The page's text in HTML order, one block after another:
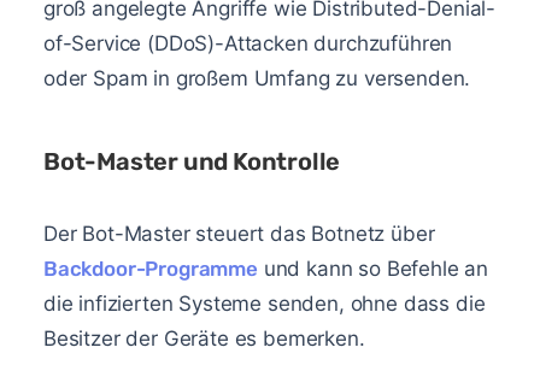
groß angelegte Angriffe wie Distributed-Denial-
of-Service (DDoS)-Attacken durchzuführen
oder Spam in großem Umfang zu versenden.
Bot-Master und Kontrolle
Der Bot-Master steuert das Botnetz über
Backdoor-Programme und kann so Befehle an
die infizierten Systeme senden, ohne dass die
Besitzer der Geräte es bemerken.